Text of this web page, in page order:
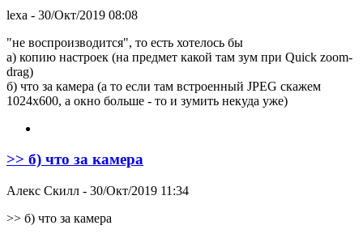
lexa - 30/Окт/2019 08:08
"не воспроизводится", то есть хотелось бы
а) копию настроек (на предмет какой там зум при Quick zoom-
drag)
б) что за камера (а то если там встроенный JPEG скажем
1024x600, а окно больше - то и зумить некуда уже)
>> б) что за камера
Алекс Скилл - 30/Окт/2019 11:34
>> б) что за камера